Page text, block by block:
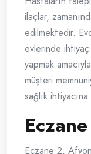
ilaçlar,
edilmektedir.
evlerinde
yapmak
müşteri
sağlık
Eczane 2,